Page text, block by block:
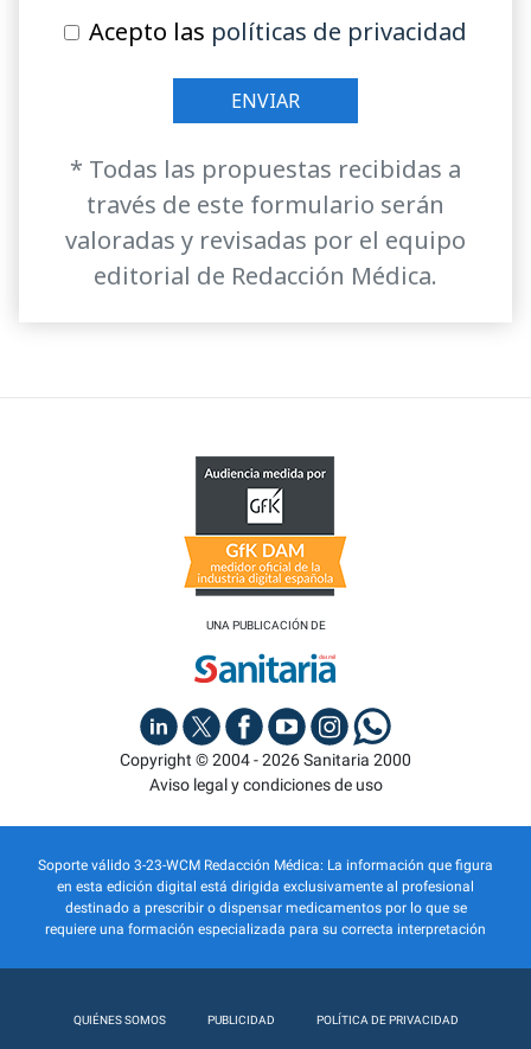
Acepto las políticas de privacidad
* Todas las propuestas recibidas a
través de este formulario serán
valoradas y revisadas por el equipo
editorial de Redacción Médica.
UNA PUBLICACIÓN DE
Copyright © 2004 - 2026 Sanitaria 2000
Aviso legal y condiciones de uso
Soporte válido 3-23-WCM Redacción Médica: La información que figura
en esta edición digital está dirigida exclusivamente al profesional
destinado a prescribir o dispensar medicamentos por lo que se
requiere una formación especializada para su correcta interpretación
QUIÉNES SOMOS PUBLICIDAD POLÍTICA DE PRIVACIDAD